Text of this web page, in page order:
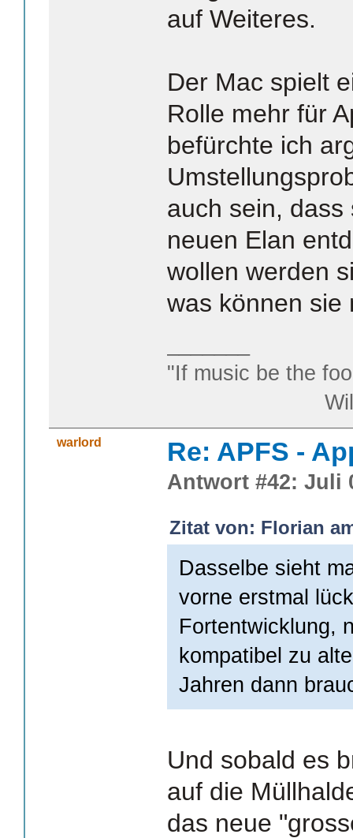
auf Weiteres.
Der Mac spielt
Rolle mehr für
befürchte ich
auch sein,
neuen Elan
wollen werden
was können sie
"If music be the
William
warlord Re: APFS -
Antwort #42: Juli
Zitat von: Florian
Dasselbe sieht
vorne erstmal
Fortentwicklung,
kompatibel zu
Jahren dann
Und sobald es
auf die
das neue